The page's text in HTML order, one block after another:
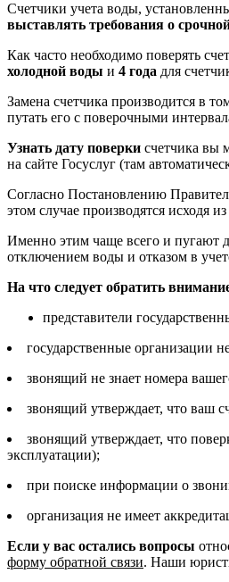
Счетчики учета воды,
выставлять требования о
Как часто необходимо поверять
холодной воды и 4 года для
Замена счетчика производится в
путать его с поверочными
Узнать дату поверки счетчика вы
на сайте Госуслуг (там
Согласно Постановлению
этом случае производятся исходя
Именно этим чаще всего и пугают
отключением воды и отказом в
На что следует обратить
представители
государственные организации
звонящий не знает номера
звонящий утверждает, что ваш
звонящий утверждает, что
эксплуатации);
при поиске информации о
организация не имеет
Если у вас остались вопросы
форму обратной связи. Наши